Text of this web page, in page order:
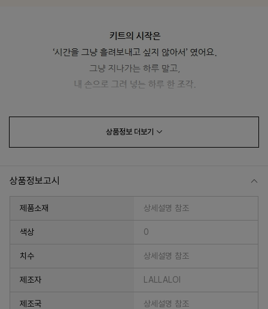
상품정보 더보기
상품정보고시
제품소재 상세설명 참조
색상 0
치수 상세설명 참조
제조자 LALLALOI
제조국 상세설명 참조